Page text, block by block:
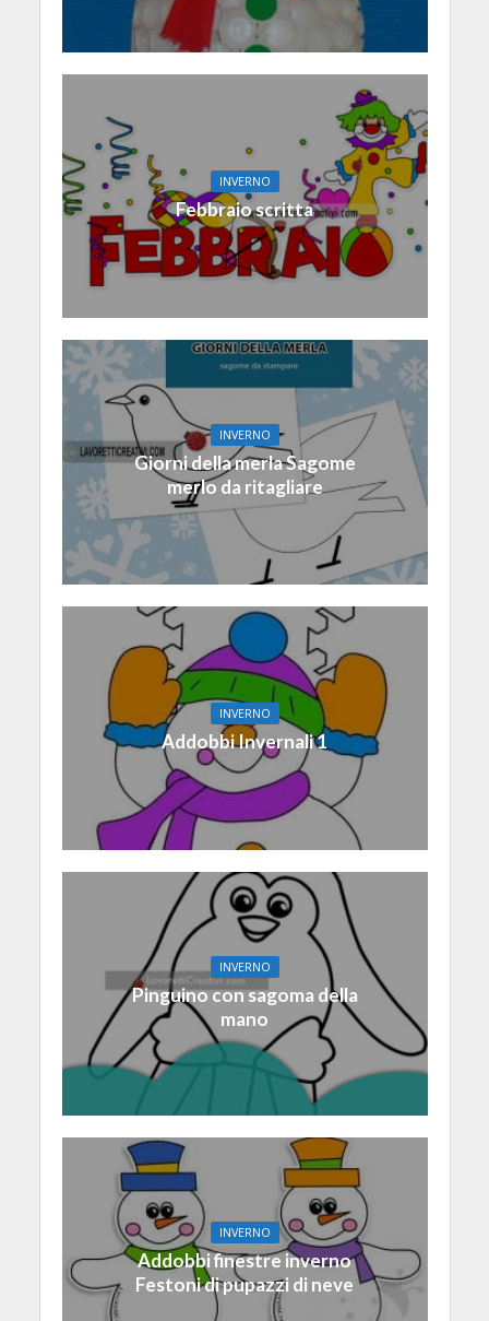
INVERNO
Febbraio scritta
INVERNO
Giorni della merla Sagome
merlo da ritagliare
INVERNO
Addobbi Invernali 1
INVERNO
Pinguino con sagoma della
mano
INVERNO
Addobbi finestre inverno
Festoni di pupazzi di neve